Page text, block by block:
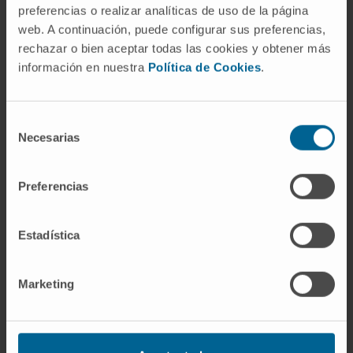
preferencias o realizar analíticas de uso de la página
web. A continuación, puede configurar sus preferencias,
rechazar o bien aceptar todas las cookies y obtener más
información en nuestra Política de Cookies.
Necesarias
Preferencias
Estadística
Marketing
vulnerables a las fracturas por
arrancamiento?
Porque sus centros de osificación
hueso principal. El cartílago de crecimiento
más débil de la cadena músculo-tendón-
hueso. En un adulto, la misma fuerza produciría
tendón o ligamento.
¿En qué se diferencia una fractura
por arrancamiento de una fractura